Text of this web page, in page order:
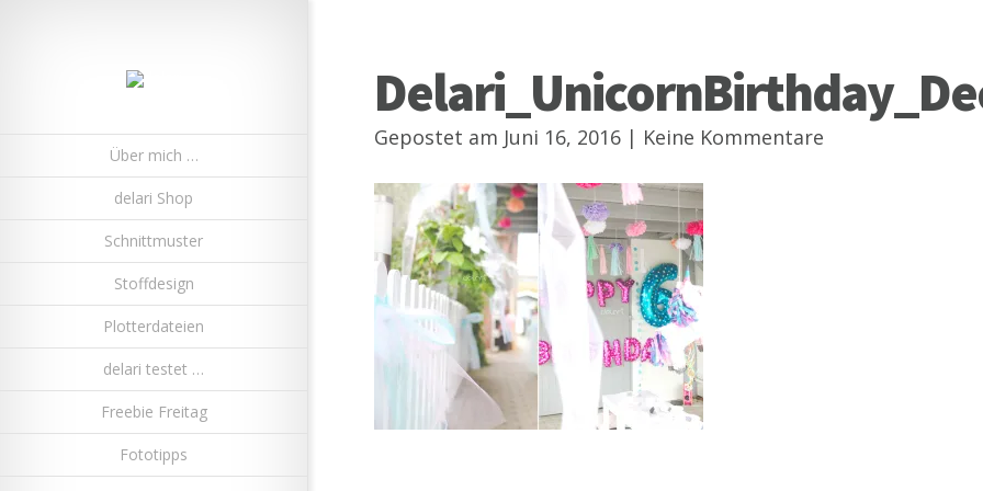
Über mich …
delari Shop
Schnittmuster
Stoffdesign
Plotterdateien
delari testet …
Freebie Freitag
Fototipps
Gepostet am Juni 16, 2016 | Keine Kommentare